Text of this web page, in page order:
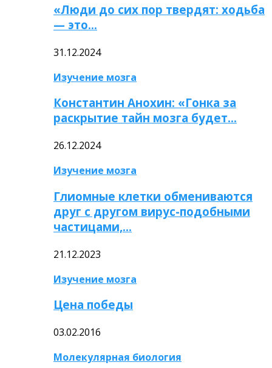
«Люди до сих пор твердят: ходьба
— это…
31.12.2024
Изучение мозга
Константин Анохин: «Гонка за
раскрытие тайн мозга будет…
26.12.2024
Изучение мозга
Глиомные клетки обмениваются
друг с другом вирус-подобными
частицами,…
21.12.2023
Изучение мозга
Цена победы
03.02.2016
Молекулярная биология